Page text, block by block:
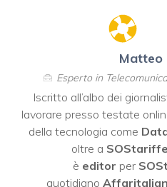
Matteo
Esperto in
Iscritto all’albo dei
lavorare presso testate
della tecnologia come
oltre a
è editor per
quotidiano